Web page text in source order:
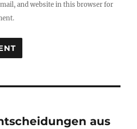
and website in this browser for
aus